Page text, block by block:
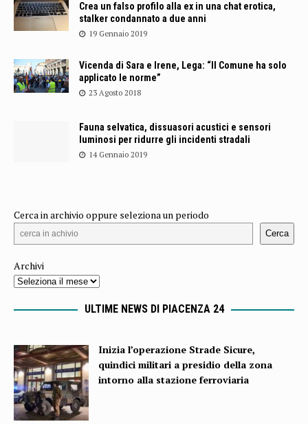
Crea un falso profilo alla ex in una chat erotica,
stalker condannato a due anni
19 Gennaio 2019
Vicenda di Sara e Irene, Lega: “Il Comune ha solo
applicato le norme”
23 Agosto 2018
Fauna selvatica, dissuasori acustici e sensori
luminosi per ridurre gli incidenti stradali
14 Gennaio 2019
Cerca in archivio oppure seleziona un periodo
Cerca
Archivi
ULTIME NEWS DI PIACENZA 24
Inizia l’operazione Strade Sicure,
quindici militari a presidio della zona
intorno alla stazione ferroviaria